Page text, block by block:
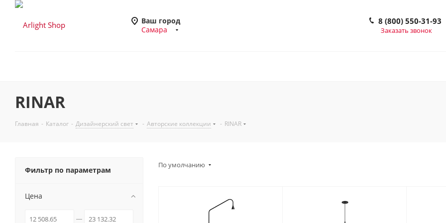
Ваш город
Самара
8 (800) 550-31-93
Заказать звонок
RINAR
Главная - Каталог - Дизайнерский свет - Авторские коллекции - RINAR
По умолчанию
Фильтр по параметрам
Цена